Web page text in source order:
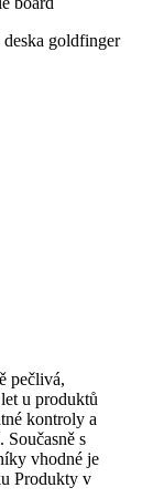
goldfinger
pečlivá,
u produktů
kontroly a
s
vhodné je
Produkty v